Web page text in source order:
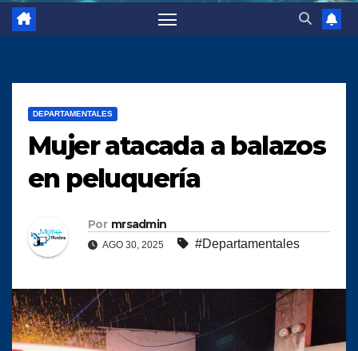
DEPARTAMENTALES
Mujer atacada a balazos
en peluquería
Por mrsadmin
AGO 30, 2025 #Departamentales